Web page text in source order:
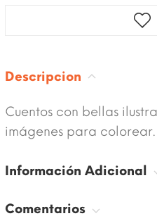
Descripcion
Cuentos con bellas
imágenes para colorear.
Información Adicional
Comentarios